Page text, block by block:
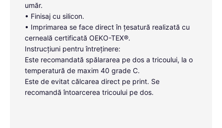
umăr.
• Finisaj cu silicon.
• Imprimarea se face direct în țesatură realizată cu
cerneală certificată OEKO-TEX®.
Instrucțiuni pentru întreținere:
Este recomandată spălararea pe dos a tricoului, la o
temperatură de maxim 40 grade C.
Este de evitat călcarea direct pe print. Se
recomandă întoarcerea tricoului pe dos.